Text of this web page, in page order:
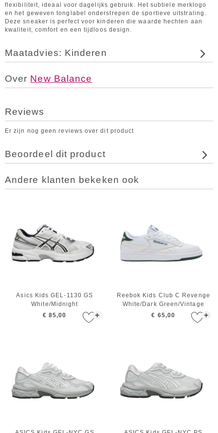
flexibiliteit, ideaal voor dagelijks gebruik. Het subtiele merklogo
en het geweven tonglabel onderstrepen de sportieve uitstraling.
Deze sneaker is perfect voor kinderen die waarde hechten aan
kwaliteit, comfort en een tijdloos design.
Maatadvies: Kinderen
Over New Balance
Reviews
Er zijn nog geen reviews over dit product
Beoordeel dit product
Andere klanten bekeken ook
+
Asics Kids GEL-1130 GS
White/Midnight
€ 85,00
+
Reebok Kids Club C Revenge
White/Dark Green/Vintage
Chalk
€ 65,00